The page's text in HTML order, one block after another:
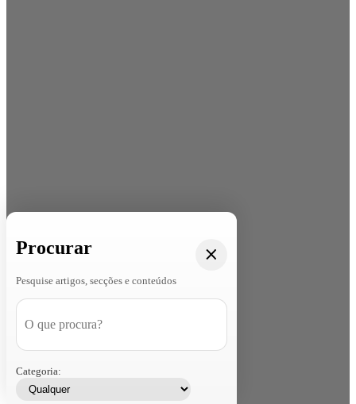
Procurar
Pesquise artigos, secções e conteúdos
Categoria: